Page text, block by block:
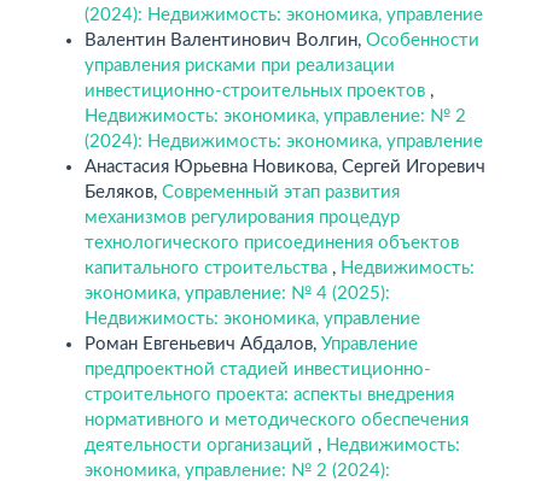
(2024): Недвижимость: экономика, управление
Валентин Валентинович Волгин, Особенности
управления рисками при реализации
инвестиционно-строительных проектов ,
Недвижимость: экономика, управление: № 2
(2024): Недвижимость: экономика, управление
Анастасия Юрьевна Новикова, Сергей Игоревич
Беляков, Современный этап развития
механизмов регулирования процедур
технологического присоединения объектов
капитального строительства , Недвижимость:
экономика, управление: № 4 (2025):
Недвижимость: экономика, управление
Роман Евгеньевич Абдалов, Управление
предпроектной стадией инвестиционно-
строительного проекта: аспекты внедрения
нормативного и методического обеспечения
деятельности организаций , Недвижимость:
экономика, управление: № 2 (2024):